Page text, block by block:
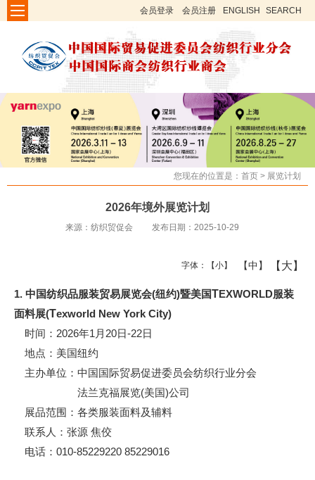
会员登录 会员注册 ENGLISH SEARCH
您现在的位置是： 首页 > 展览计划
2026年境外展览计划
来源：纺织贸促会 发布日期：2025-10-29
字体： 【小】 【中】 【大】
1. 中国纺织品服装贸易展览会(纽约)暨美国TEXWORLD服装
面料展(Texworld New York City)
时间：2026年1月20日-22日
地点：美国纽约
主办单位：中国国际贸易促进委员会纺织行业分会
法兰克福展览(美国)公司
展品范围：各类服装面料及辅料
联系人：张源 焦佼
电话：010-85229220 85229016